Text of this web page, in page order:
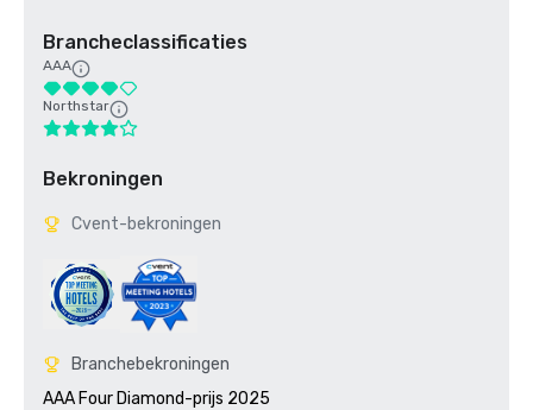
Brancheclassificaties
AAA
Northstar
Bekroningen
Cvent-bekroningen
Branchebekroningen
AAA Four Diamond-prijs 2025